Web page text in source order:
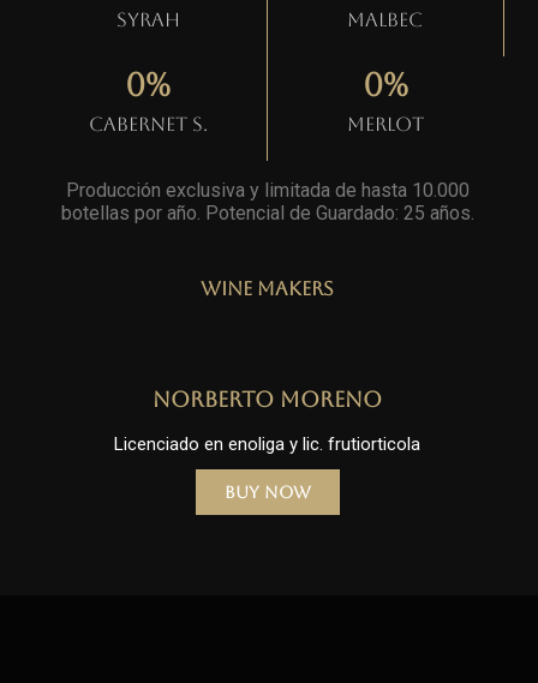
Syrah Malbec
Cabernet S.
0%
Merlot
0%
Producción exclusiva y limitada de hasta 10.000
botellas por año. Potencial de Guardado: 25 años.
Wine Makers
Norberto Moreno
Licenciado en enoliga y lic. frutiorticola
Buy Now